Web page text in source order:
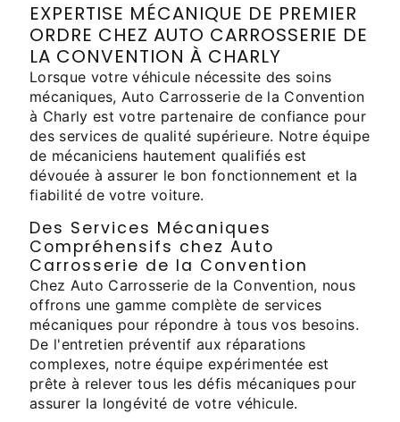
EXPERTISE MÉCANIQUE DE PREMIER
ORDRE CHEZ AUTO CARROSSERIE DE
LA CONVENTION À CHARLY
Lorsque votre véhicule nécessite des soins
mécaniques, Auto Carrosserie de la Convention
à Charly est votre partenaire de confiance pour
des services de qualité supérieure. Notre équipe
de mécaniciens hautement qualifiés est
dévouée à assurer le bon fonctionnement et la
fiabilité de votre voiture.
Des Services Mécaniques
Compréhensifs chez Auto
Carrosserie de la Convention
Chez Auto Carrosserie de la Convention, nous
offrons une gamme complète de services
mécaniques pour répondre à tous vos besoins.
De l'entretien préventif aux réparations
complexes, notre équipe expérimentée est
prête à relever tous les défis mécaniques pour
assurer la longévité de votre véhicule.